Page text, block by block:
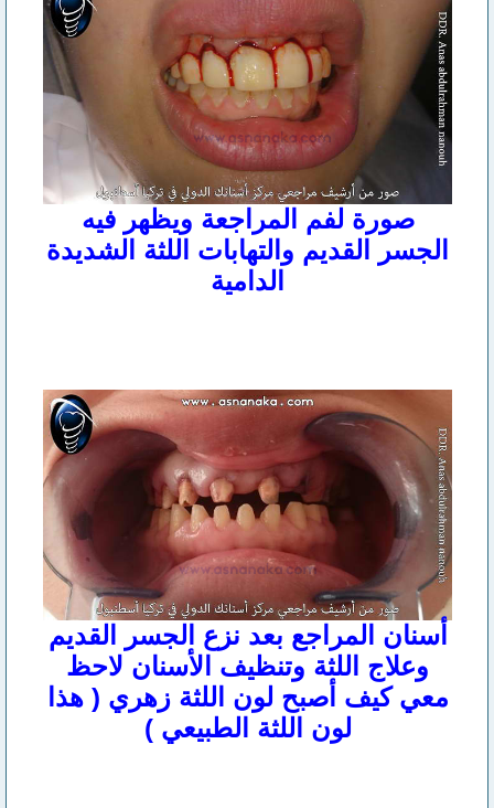
صورة لفم المراجعة ويظهر فيه
الجسر القديم والتهابات اللثة الشديدة
الدامية
أسنان المراجع بعد نزع الجسر القديم
وعلاج اللثة وتنظيف الأسنان لاحظ
معي كيف أصبح لون اللثة زهري ( هذا
لون اللثة الطبيعي )